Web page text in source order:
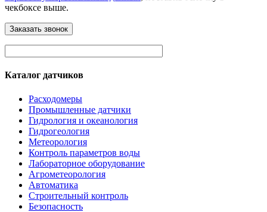
чекбоксе выше.
Каталог датчиков
Расходомеры
Промышленные датчики
Гидрология и океанология
Гидрогеология
Метеорология
Контроль параметров воды
Лабораторное оборудование
Агрометеорология
Автоматика
Строительный контроль
Безопасность